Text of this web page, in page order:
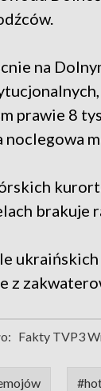
na
prawie 8
noclegowa
brakuje
z
Fakty TVP3